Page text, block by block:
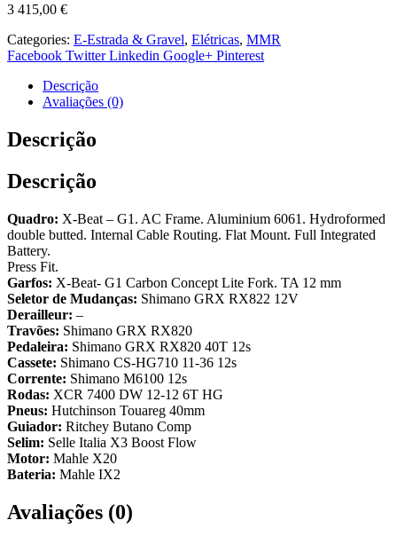
3 415,00 €
Categories: E-Estrada & Gravel, Elétricas, MMR
Facebook Twitter Linkedin Google+ Pinterest
Descrição
Avaliações (0)
Descrição
Descrição
Quadro: X-Beat – G1. AC Frame. Aluminium 6061. Hydroformed
double butted. Internal Cable Routing. Flat Mount. Full Integrated
Battery.
Press Fit.
Garfos: X-Beat- G1 Carbon Concept Lite Fork. TA 12 mm
Seletor de Mudanças: Shimano GRX RX822 12V
Derailleur: –
Travões: Shimano GRX RX820
Pedaleira: Shimano GRX RX820 40T 12s
Cassete: Shimano CS-HG710 11-36 12s
Corrente: Shimano M6100 12s
Rodas: XCR 7400 DW 12-12 6T HG
Pneus: Hutchinson Touareg 40mm
Guiador: Ritchey Butano Comp
Selim: Selle Italia X3 Boost Flow
Motor: Mahle X20
Bateria: Mahle IX2
Avaliações (0)